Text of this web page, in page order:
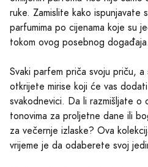
ruke. Zamislite kako ispunjavate
parfumima po cijenama koje su
tokom ovog posebnog događaja.
Svaki parfem priča svoju priču,
otkrijete mirise koji će vas
svakodnevici. Da li razmišljate o
tonovima za proljetne dane ili
za večernje izlaske? Ova
vrijeme je da odaberete svoj